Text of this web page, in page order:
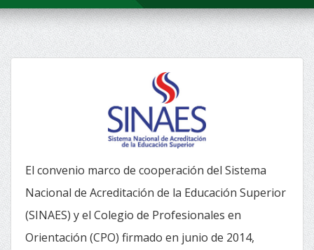
El convenio marco de cooperación del Sistema
Nacional de Acreditación de la Educación Superior
(SINAES) y el Colegio de Profesionales en
Orientación (CPO) firmado en junio de 2014,